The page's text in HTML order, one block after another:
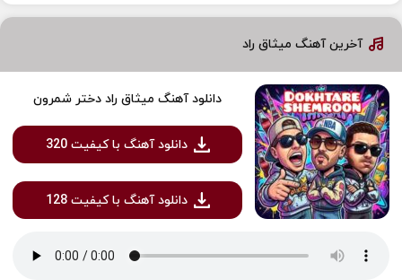
آخرین آهنگ میثاق راد
دانلود آهنگ میثاق راد دختر شمرون
دانلود آهنگ با کیفیت 320
دانلود آهنگ با کیفیت 128